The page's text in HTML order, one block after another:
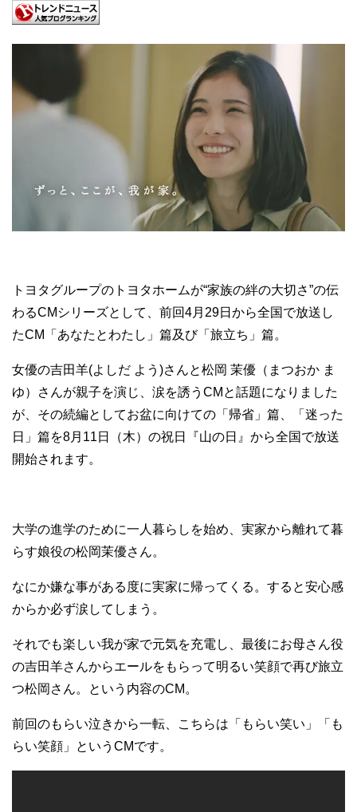
トヨタグループのトヨタホームが“家族の絆の大切さ”の伝
わるCMシリーズとして、前回4月29日から全国で放送し
たCM「あなたとわたし」篇及び「旅立ち」篇。
女優の吉田羊(よしだ よう)さんと松岡 茉優（まつおか ま
ゆ）さんが親子を演じ、涙を誘うCMと話題になりました
が、その続編としてお盆に向けての「帰省」篇、「迷った
日」篇を8月11日（木）の祝日『山の日』から全国で放送
開始されます。
大学の進学のために一人暮らしを始め、実家から離れて暮
らす娘役の松岡茉優さん。
なにか嫌な事がある度に実家に帰ってくる。すると安心感
からか必ず涙してしまう。
それでも楽しい我が家で元気を充電し、最後にお母さん役
の吉田羊さんからエールをもらって明るい笑顔で再び旅立
つ松岡さん。という内容のCM。
前回のもらい泣きから一転、こちらは「もらい笑い」「も
らい笑顔」というCMです。